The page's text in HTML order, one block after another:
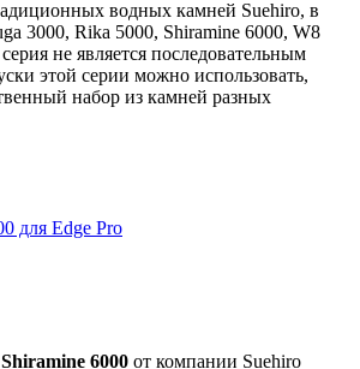
водных камней Suehiro, в
3000, Rika 5000, Shiramine 6000, W8
не является последовательным
этой серии можно использовать,
набор из камней разных
для Edge Pro
6000 от компании Suehiro